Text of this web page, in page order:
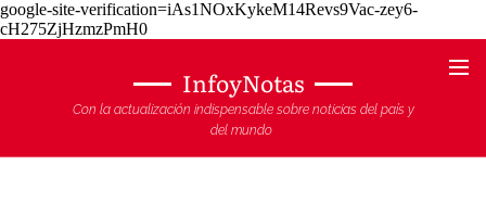
google-site-verification=iAs1NOxKykeM14Revs9Vac-zey6-
cH275ZjHzmzPmH0
InfoyNotas
Con la actualización indispensable sobre noticias del país y
del mundo